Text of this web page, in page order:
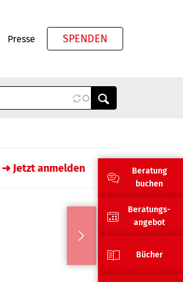
Presse SPENDEN
➜ Jetzt anmelden
Beratung
buchen
Beratungs-
angebot
Bücher